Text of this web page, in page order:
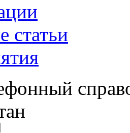
статьи